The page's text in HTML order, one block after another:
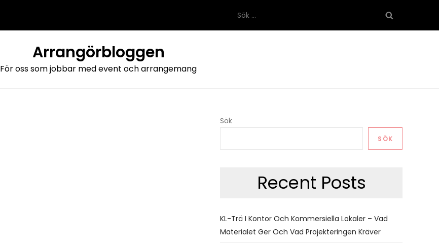
efter:
Arrangörbloggen
För oss som jobbar med event och arrangemang
Sök
SÖK
Recent Posts
KL-Trä I Kontor Och Kommersiella Lokaler – Vad
Materialet Ger Och Vad Projekteringen Kräver